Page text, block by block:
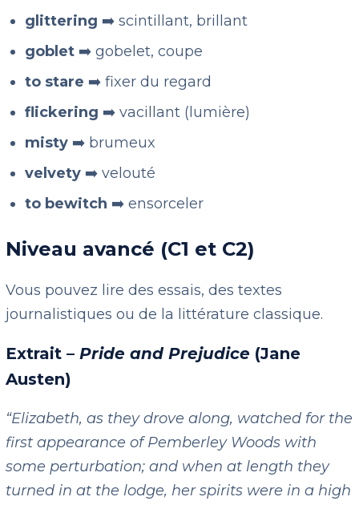
glittering ➡️ scintillant, brillant
goblet➡️ gobelet, coupe
to stare ➡️ fixer du regard
flickering ➡️ vacillant (lumière)
misty➡️ brumeux
velvety➡️ velouté
to bewitch ➡️ ensorceler
Niveau avancé (C1 et C2)
Vous pouvez lire des essais, des textes
journalistiques ou de la littérature classique.
Extrait –Pride and Prejudice (Jane
Austen)
“Elizabeth, as they drove along, watched for the
first appearance of Pemberley Woods with
some perturbation; and when at length they
turned in at the lodge, her spirits were in a high